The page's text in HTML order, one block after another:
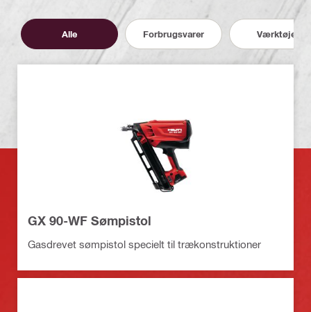
Alle Forbrugsvarer Værktøjer
GX 90-WF Sømpistol
Gasdrevet sømpistol specielt til trækonstruktioner